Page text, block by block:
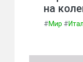
на
#Мир #